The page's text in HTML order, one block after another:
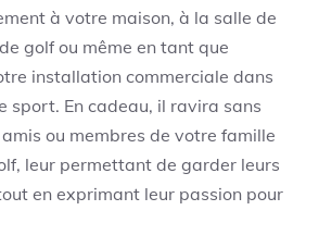
à votre maison, à la salle de
golf ou même en tant que
installation commerciale dans
sport. En cadeau, il ravira sans
ou membres de votre famille
leur permettant de garder leurs
en exprimant leur passion pour